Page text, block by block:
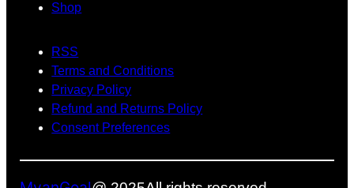
b
o
k
Shop
RSS
Terms and Conditions
Privacy Policy
Refund and Returns Policy
Consent Preferences